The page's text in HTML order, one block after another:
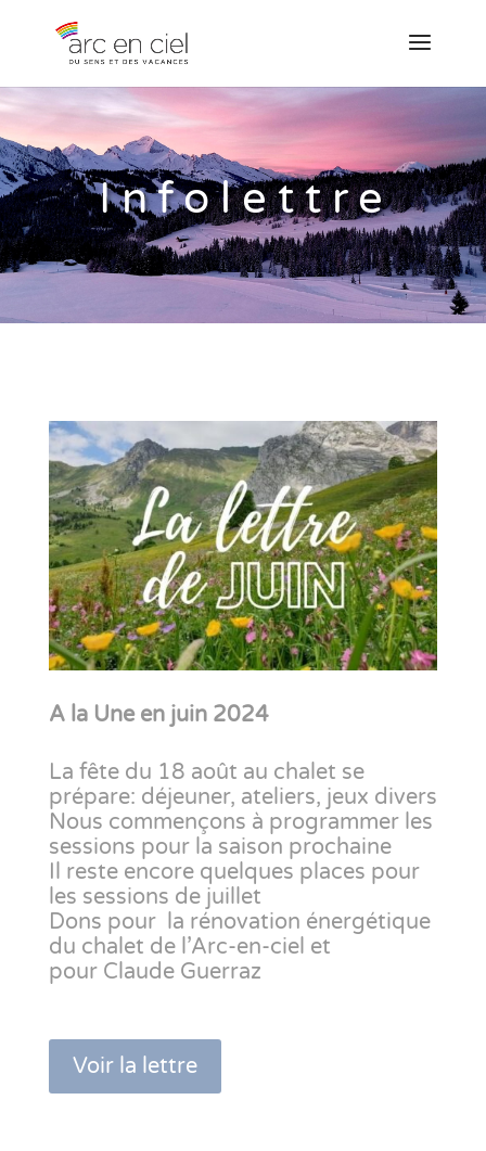
Infolettre
A la Une en juin 2024
La fête du 18 août au chalet se
prépare: déjeuner, ateliers, jeux divers
Nous commençons à programmer les
sessions pour la saison prochaine
Il reste encore quelques places pour
les sessions de juillet
Dons pour la rénovation énergétique
du chalet de l’Arc-en-ciel et
pourClaude Guerraz
Voir la lettre